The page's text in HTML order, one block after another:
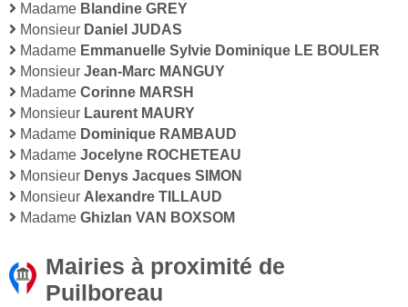
Madame Blandine GREY
Monsieur Daniel JUDAS
Madame Emmanuelle Sylvie Dominique LE BOULER
Monsieur Jean-Marc MANGUY
Madame Corinne MARSH
Monsieur Laurent MAURY
Madame Dominique RAMBAUD
Madame Jocelyne ROCHETEAU
Monsieur Denys Jacques SIMON
Monsieur Alexandre TILLAUD
Madame Ghizlan VAN BOXSOM
Mairies à proximité de
Puilboreau